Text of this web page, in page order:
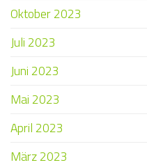
Oktober 2023
Juli 2023
Juni 2023
Mai 2023
April 2023
März 2023